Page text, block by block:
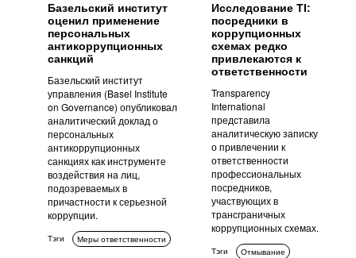
Базельский институт
оценил применение
персональных
антикоррупционных
санкций
Базельский институт
управления (Basel Institute
on Governance) опубликовал
аналитический доклад о
персональных
антикоррупционных
санкциях как инструменте
воздействия на лиц,
подозреваемых в
причастности к серьезной
коррупции.
Тэги Меры ответственности
Исследование TI:
посредники в
коррупционных
схемах редко
привлекаются к
ответственности
Transparency
International
представила
аналитическую записку
о привлечении к
ответственности
профессиональных
посредников,
участвующих в
трансграничных
коррупционных схемах.
Тэги
Отмывание